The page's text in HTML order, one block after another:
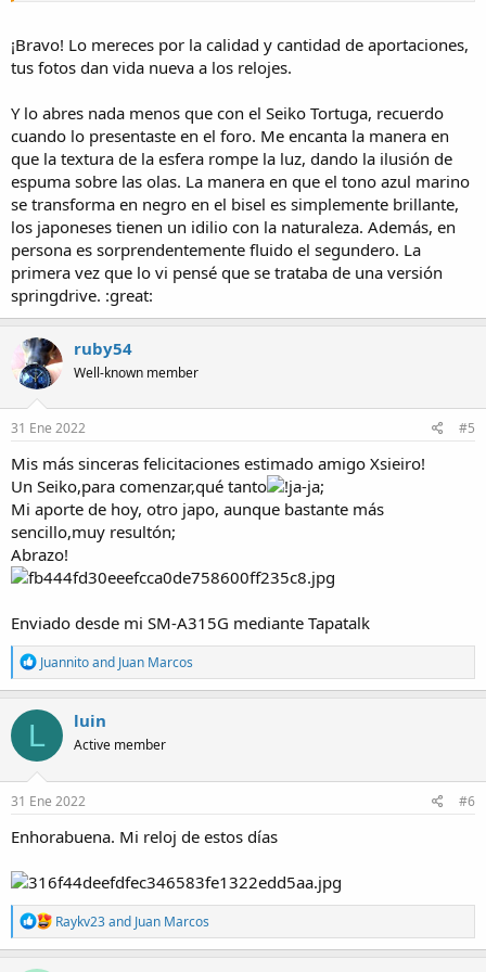
resto del día:
¡Gracias a todos!
:saludo:
¡Bravo! Lo mereces por la calidad y cantidad de aportaciones,
tus fotos dan vida nueva a los relojes.
Y lo abres nada menos que con el Seiko Tortuga, recuerdo
cuando lo presentaste en el foro. Me encanta la manera en
que la textura de la esfera rompe la luz, dando la ilusión de
espuma sobre las olas. La manera en que el tono azul marino
se transforma en negro en el bisel es simplemente brillante,
los japoneses tienen un idilio con la naturaleza. Además, en
persona es sorprendentemente fluido el segundero. La
primera vez que lo vi pensé que se trataba de una versión
springdrive. :great:
ruby54
Well-known member
31 Ene 2022 #5
Mis más sinceras felicitaciones estimado amigo Xsieiro!
Un Seiko,para comenzar,qué tanto
!ja-ja;
Mi aporte de hoy, otro japo, aunque bastante más
sencillo,muy resultón;
Abrazo!
Enviado desde mi SM-A315G mediante Tapatalk
R
e
a
c
i
o
n
s
Juannitoand Juan Marcos
L luin
Active member
31 Ene 2022 #6
Enhorabuena. Mi reloj de estos días
R
e
a
Raykv23and Juan Marcos